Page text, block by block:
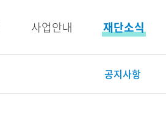
사업안내 재단소식
공지사항